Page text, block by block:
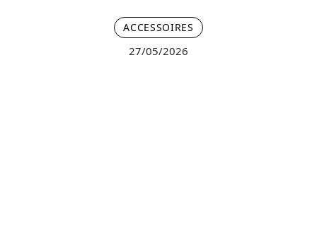
ACCESSOIRES
27/05/2026